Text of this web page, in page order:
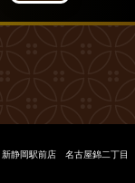
新静岡駅前店
名古屋錦二丁目